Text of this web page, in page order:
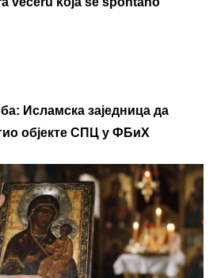
Исламска заједница да
објекте СПЦ у ФБиХ